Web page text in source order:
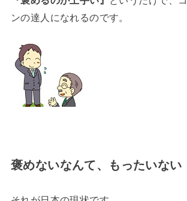
ンの達人になれるのです。
褒めないなんて、もったいない